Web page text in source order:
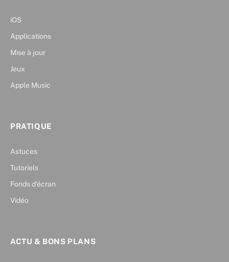
iOS
Applications
Mise à jour
Jeux
Apple Music
PRATIQUE
Astuces
Tutoriels
Fonds d’écran
Vidéo
ACTU & BONS PLANS